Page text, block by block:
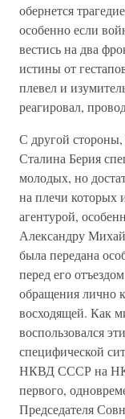
обернется
особенно если
вестись на два
истины от
плевел и
реагировал,
С другой стороны,
Сталина Берия
молодых, но
на плечи которых
агентурой,
Александру
была передана
перед его
обращения лично
восходящей. Как
воспользовался
специфической
НКВД СССР на
первого,
Председателя